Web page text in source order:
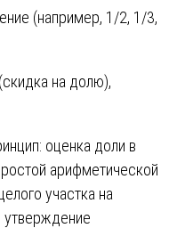
(например, 1/2, 1/3,
на долю),
оценка доли в
арифметической
участка на
утверждение